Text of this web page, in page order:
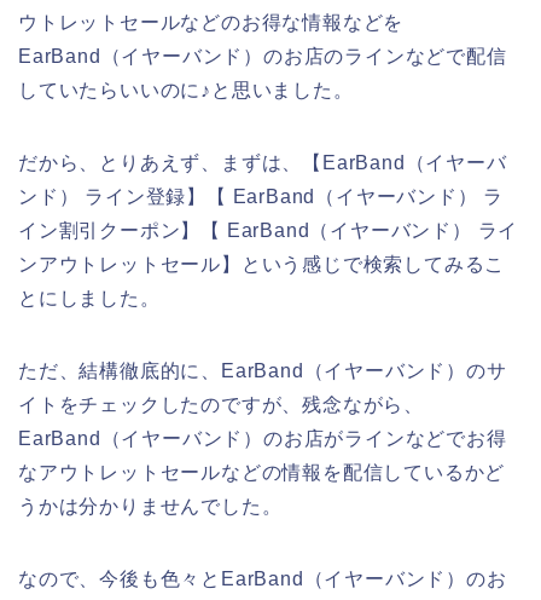
ウトレットセールなどのお得な情報などを
EarBand（イヤーバンド）のお店のラインなどで配信
していたらいいのに♪と思いました。
だから、とりあえず、まずは、【EarBand（イヤーバ
ンド） ライン登録】【 EarBand（イヤーバンド） ラ
イン割引クーポン】【 EarBand（イヤーバンド） ライ
ンアウトレットセール】という感じで検索してみるこ
とにしました。
ただ、結構徹底的に、EarBand（イヤーバンド）のサ
イトをチェックしたのですが、残念ながら、
EarBand（イヤーバンド）のお店がラインなどでお得
なアウトレットセールなどの情報を配信しているかど
うかは分かりませんでした。
なので、今後も色々とEarBand（イヤーバンド）のお